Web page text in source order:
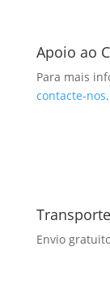
Apoio ao
Para mais
contacte-nos.
Transporte
Envio